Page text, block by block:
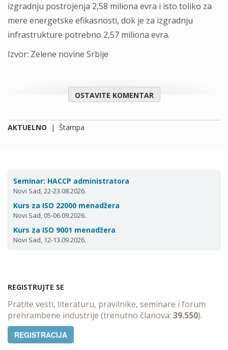
izgradnju postrojenja 2,58 miliona evra i isto toliko za
mere energetske efikasnosti, dok je za izgradnju
infrastrukture potrebno 2,57 miliona evra.
Izvor: Zelene novine Srbije
OSTAVITE KOMENTAR
AKTUELNO | Štampa
Seminar: HACCP administratora
Novi Sad, 22-23.08.2026.
Kurs za ISO 22000 menadžera
Novi Sad, 05-06.09.2026.
Kurs za ISO 9001 menadžera
Novi Sad, 12-13.09.2026.
REGISTRUJTE SE
Pratite vesti, literaturu, pravilnike, seminare i forum
prehrambene industrije (trenutno članova: 39.550).
REGISTRACIJA